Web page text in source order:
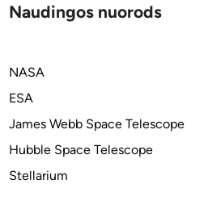
Naudingos nuorods
NASA
ESA
James Webb Space Telescope
Hubble Space Telescope
Stellarium